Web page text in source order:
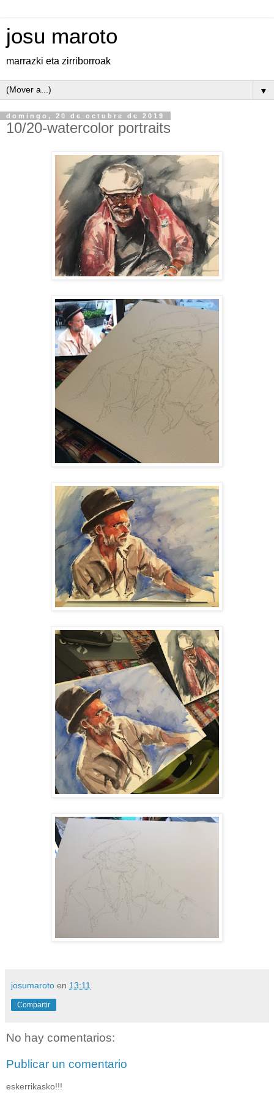
josu maroto
marrazki eta zirriborroak
▼
domingo, 20 de octubre de 2019
10/20-watercolor portraits
josumaroto en 13:11
Compartir
No hay comentarios:
Publicar un comentario
eskerrikasko!!!